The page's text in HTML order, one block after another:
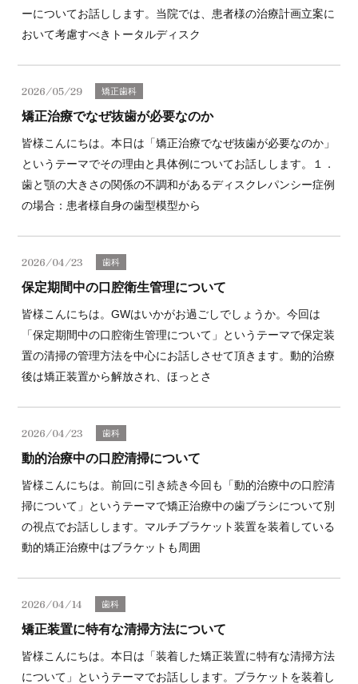
ーについてお話しします。当院では、患者様の治療計画立案に
おいて考慮すべきトータルディスク
2026/05/29 矯正歯科
矯正治療でなぜ抜歯が必要なのか
皆様こんにちは。本日は「矯正治療でなぜ抜歯が必要なのか」
というテーマでその理由と具体例についてお話しします。１．
歯と顎の大きさの関係の不調和があるディスクレパンシー症例
の場合：患者様自身の歯型模型から
2026/04/23 歯科
保定期間中の口腔衛生管理について
皆様こんにちは。GWはいかがお過ごしでしょうか。今回は
「保定期間中の口腔衛生管理について」というテーマで保定装
置の清掃の管理方法を中心にお話しさせて頂きます。動的治療
後は矯正装置から解放され、ほっとさ
2026/04/23 歯科
動的治療中の口腔清掃について
皆様こんにちは。前回に引き続き今回も「動的治療中の口腔清
掃について」というテーマで矯正治療中の歯ブラシについて別
の視点でお話しします。マルチブラケット装置を装着している
動的矯正治療中はブラケットも周囲
2026/04/14 歯科
矯正装置に特有な清掃方法について
皆様こんにちは。本日は「装着した矯正装置に特有な清掃方法
について」というテーマでお話しします。ブラケットを装着し